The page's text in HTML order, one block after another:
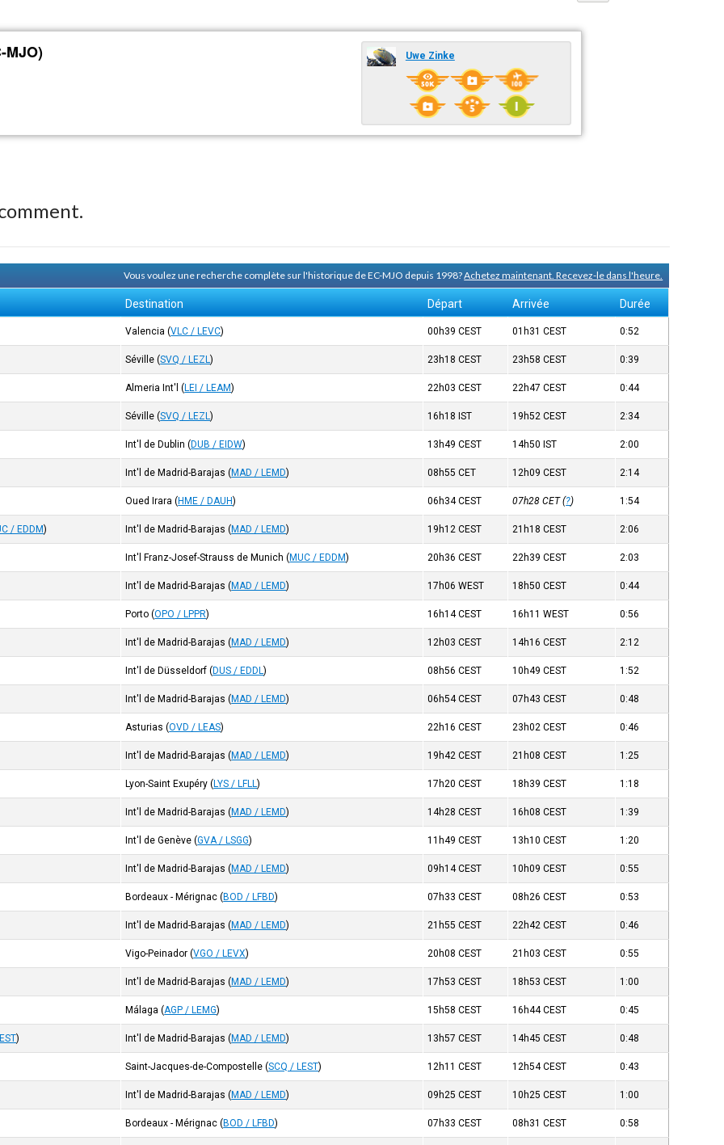
MJO) Uwe Zinke
Vous voulez une recherche complète sur l'historique de EC-MJO depuis 1998?Achetez maintenant. Recevez-le dans l'heure.
Destination Départ Arrivée Durée
Valencia (VLC / LEVC) 00h39CEST 01h31CEST 0:52
Séville (SVQ / LEZL) 23h18CEST 23h58CEST 0:39
Almeria Int'l (LEI / LEAM) 22h03CEST 22h47CEST 0:44
Séville (SVQ / LEZL) 16h18 IST 19h52CEST 2:34
Int'l de Dublin (DUB / EIDW) 13h49CEST 14h50 IST 2:00
Int'l de Madrid-Barajas (MAD / LEMD) 08h55CET 12h09CEST 2:14
Oued Irara (HME / DAUH) 06h34CEST 07h28CET(?) 1:54
/ EDDM) Int'l de Madrid-Barajas (MAD / LEMD) 19h12CEST 21h18CEST 2:06
Int'l Franz-Josef-Strauss de Munich (MUC / EDDM) 20h36CEST 22h39CEST 2:03
Int'l de Madrid-Barajas (MAD / LEMD) 17h06WEST 18h50CEST 0:44
Porto (OPO / LPPR) 16h14CEST 16h11WEST 0:56
Int'l de Madrid-Barajas (MAD / LEMD) 12h03CEST 14h16CEST 2:12
Int'l de Düsseldorf (DUS / EDDL) 08h56CEST 10h49CEST 1:52
Int'l de Madrid-Barajas (MAD / LEMD) 06h54CEST 07h43CEST 0:48
Asturias (OVD / LEAS) 22h16CEST 23h02CEST 0:46
Int'l de Madrid-Barajas (MAD / LEMD) 19h42CEST 21h08CEST 1:25
Lyon-Saint Exupéry (LYS / LFLL) 17h20CEST 18h39CEST 1:18
Int'l de Madrid-Barajas (MAD / LEMD) 14h28CEST 16h08CEST 1:39
Int'l de Genève (GVA / LSGG) 11h49CEST 13h10CEST 1:20
Int'l de Madrid-Barajas (MAD / LEMD) 09h14CEST 10h09CEST 0:55
Bordeaux - Mérignac (BOD / LFBD) 07h33CEST 08h26CEST 0:53
Int'l de Madrid-Barajas (MAD / LEMD) 21h55CEST 22h42CEST 0:46
Vigo-Peinador (VGO / LEVX) 20h08CEST 21h03CEST 0:55
Int'l de Madrid-Barajas (MAD / LEMD) 17h53CEST 18h53CEST 1:00
Málaga (AGP / LEMG) 15h58CEST 16h44CEST 0:45
) Int'l de Madrid-Barajas (MAD / LEMD) 13h57CEST 14h45CEST 0:48
Saint-Jacques-de-Compostelle (SCQ / LEST) 12h11CEST 12h54CEST 0:43
Int'l de Madrid-Barajas (MAD / LEMD) 09h25CEST 10h25CEST 1:00
Bordeaux - Mérignac (BOD / LFBD) 07h33CEST 08h31CEST 0:58